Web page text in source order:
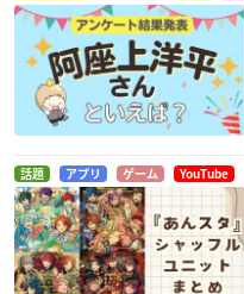
話題 アプリ ゲーム YouTube